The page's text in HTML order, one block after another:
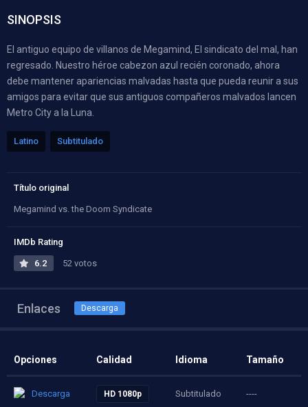
SINOPSIS
El antiguo equipo de villanos de Megamind, El sindicato del mal, han
regresado. Nuestro héroe cabezon azul recién coronado, ahora
debe mantener apariencias malvadas hasta que pueda reunir a sus
amigos para evitar que sus antiguos compañeros malvados lancen
Metro City a la Luna.
Latino Subtitulado
Título original
Megamind vs. the Doom Syndicate
IMDb Rating
6.2 52 votos
Enlaces Descarga
Opciones Calidad Idioma Tamaño
Descarga HD 1080p Subtitulado ----